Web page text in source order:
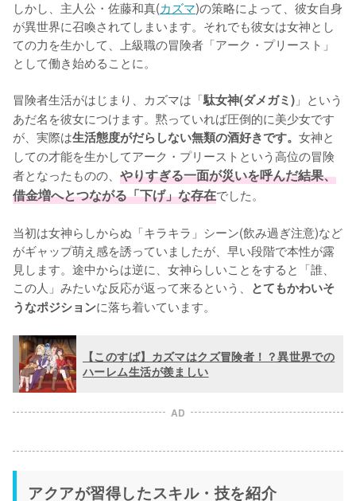
しかし、主人公・佐藤和真(カズマ)の策略によって、彼女自身
が異世界に召喚されてしまいます。それでも彼女は女神とし
ての力を生かして、上級職の冒険者「アーク・プリースト」
として働き始めることに。
冒険者生活がはじまり、カズマは「駄女神(ダメガミ) 」という
あだ名を彼女につけます。黙っていれば圧倒的に美少女です
が、実際は生活態度がだらしない無類の酒好きです。 女神と
しての才能を生かしてアーク・プリーストという高位の冒険
者となったものの、 やりすぎる一面が災いを呼んだ結果、
借金増へとつながる「下げ」な存在でした。
当初は女神らしからぬ「キラキラ」シーン(飲み過ぎ注意)など
がギャップ萌え感を誘っていましたが、早い段階で本性が露
見します。途中からは逆に、女神らしいことをすると「誰、
この人」みたいな反応が返って来るという、 とてもかわいそ
うなポジションに落ち着いています。
【このすば】カズマはクズ冒険者！？異世界での
ハーレム生活が羨ましい
AD
アクアが習得したスキル・技を紹介